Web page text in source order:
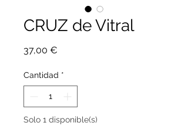
CRUZ de Vitral
37,00 €
Cantidad *
Solo 1 disponible(s)